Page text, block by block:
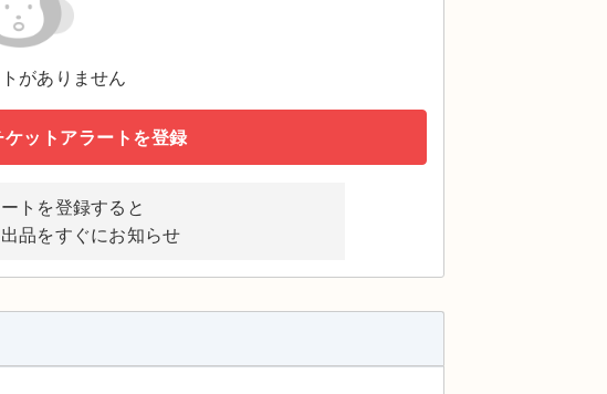
がありません
ケットアラートを登録
トを登録すると
品をすぐにお知らせ